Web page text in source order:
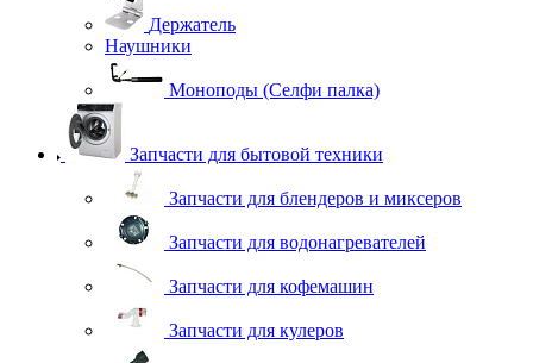
Держатель
Наушники
Моноподы (Селфи палка)
Запчасти для бытовой техники
Запчасти для блендеров и миксеров
Запчасти для водонагревателей
Запчасти для кофемашин
Запчасти для кулеров